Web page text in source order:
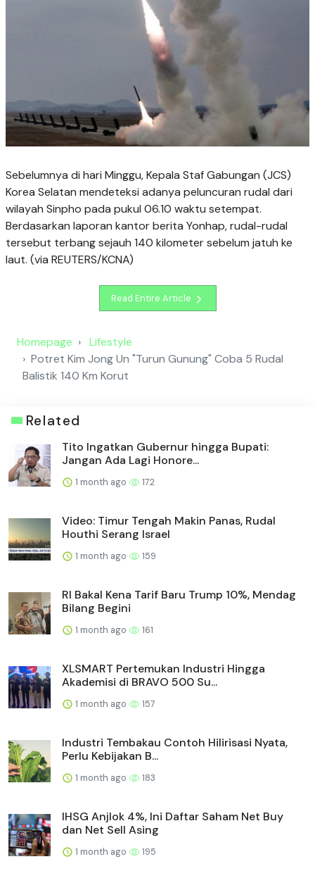
Sebelumnya di hari Minggu, Kepala Staf Gabungan (JCS)
Korea Selatan mendeteksi adanya peluncuran rudal dari
wilayah Sinpho pada pukul 06.10 waktu setempat.
Berdasarkan laporan kantor berita Yonhap, rudal-rudal
tersebut terbang sejauh 140 kilometer sebelum jatuh ke
laut. (via REUTERS/KCNA)
Read Entire Article
Homepage
Lifestyle
Potret Kim Jong Un "Turun Gunung" Coba 5 Rudal
Balistik 140 Km Korut
Related
Tito Ingatkan Gubernur hingga Bupati:
Jangan Ada Lagi Honore...
1 month ago 172
Video: Timur Tengah Makin Panas, Rudal
Houthi Serang Israel
1 month ago 159
RI Bakal Kena Tarif Baru Trump 10%, Mendag
Bilang Begini
1 month ago 161
XLSMART Pertemukan Industri Hingga
Akademisi di BRAVO 500 Su...
1 month ago 157
Industri Tembakau Contoh Hilirisasi Nyata,
Perlu Kebijakan B...
1 month ago 183
IHSG Anjlok 4%, Ini Daftar Saham Net Buy
dan Net Sell Asing
1 month ago 195